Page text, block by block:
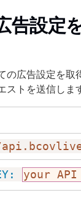
告設定
の広告設定を取
ストを送信しま
your API